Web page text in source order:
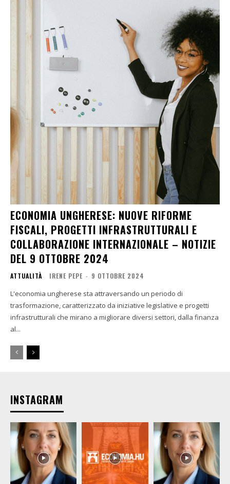
ECONOMIA UNGHERESE: NUOVE RIFORME
FISCALI, PROGETTI INFRASTRUTTURALI E
COLLABORAZIONE INTERNAZIONALE – NOTIZIE
DEL 9 OTTOBRE 2024
ATTUALITÀ IRENE PEPE - 9 OTTOBRE 2024
L'economia ungherese sta attraversando un periodo di
trasformazione, caratterizzato da iniziative legislative e progetti
infrastrutturali che mirano a migliorare diversi settori, dalla finanza
al...
INSTAGRAM